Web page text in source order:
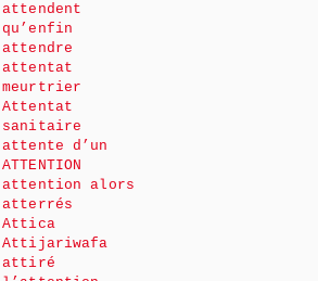
attendent
qu’enfin
attendre
attentat
meurtrier
Attentat
sanitaire
attente d’un
ATTENTION
attention alors
atterrés
Attica
Attijariwafa
attiré